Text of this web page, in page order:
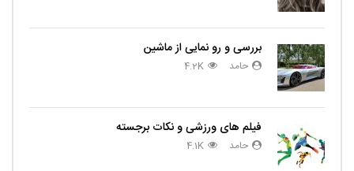
بررسی و رو نمایی از ماشین
حامد 4.2K
فیلم های ورزشی و نکات برجسته
حامد 4.1K